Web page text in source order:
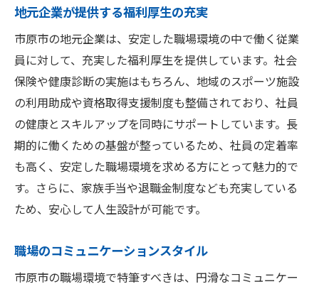
地元企業が提供する福利厚生の充実
市原市の地元企業は、安定した職場環境の中で働く従業
員に対して、充実した福利厚生を提供しています。社会
保険や健康診断の実施はもちろん、地域のスポーツ施設
の利用助成や資格取得支援制度も整備されており、社員
の健康とスキルアップを同時にサポートしています。長
期的に働くための基盤が整っているため、社員の定着率
も高く、安定した職場環境を求める方にとって魅力的で
す。さらに、家族手当や退職金制度なども充実している
ため、安心して人生設計が可能です。
職場のコミュニケーションスタイル
市原市の職場環境で特筆すべきは、円滑なコミュニケー